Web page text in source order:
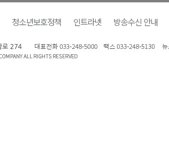
청소년보호정책 인트라넷 방송수신 안내